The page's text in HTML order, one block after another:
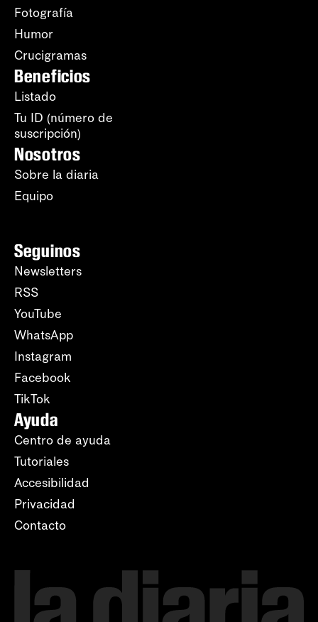
Fotografía
Humor
Crucigramas
Beneficios
Listado
Tu ID (número de
suscripción)
Nosotros
Sobre la diaria
Equipo
Seguinos
Newsletters
RSS
YouTube
WhatsApp
Instagram
Facebook
TikTok
Ayuda
Centro de ayuda
Tutoriales
Accesibilidad
Privacidad
Contacto